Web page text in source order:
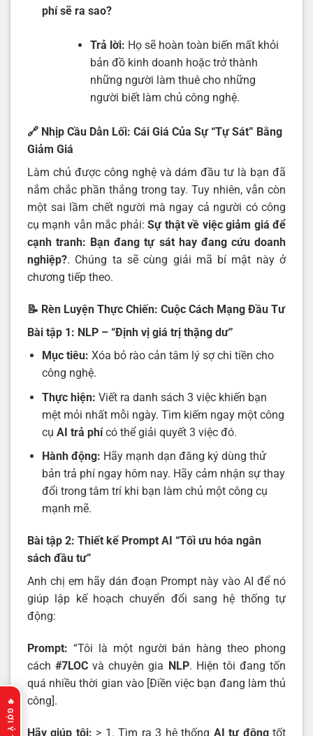
phí sẽ ra sao?
Trả lời: Họ sẽ hoàn toàn biến mất khỏi
bản đồ kinh doanh hoặc trở thành
những người làm thuê cho những
người biết làm chủ công nghệ.
🔗 Nhịp Cầu Dẫn Lối: Cái Giá Của Sự “Tự Sát” Bằng
Giảm Giá
Làm chủ được công nghệ và dám đầu tư là bạn đã
nắm chắc phần thắng trong tay. Tuy nhiên, vẫn còn
một sai lầm chết người mà ngay cả người có công
cụ mạnh vẫn mắc phải:Sự thật về việc giảm giá để
cạnh tranh: Bạn đang tự sát hay đang cứu doanh
nghiệp?. Chúng ta sẽ cùng giải mã bí mật này ở
chương tiếp theo.
📝 Rèn Luyện Thực Chiến: Cuộc Cách Mạng Đầu Tư
Bài tập 1: NLP – “Định vị giá trị thặng dư”
Mục tiêu: Xóa bỏ rào cản tâm lý sợ chi tiền cho
công nghệ.
Thực hiện: Viết ra danh sách 3 việc khiến bạn
mệt mỏi nhất mỗi ngày. Tìm kiếm ngay một công
cụ AI trả phícó thể giải quyết 3 việc đó.
Hành động: Hãy mạnh dạn đăng ký dùng thử
bản trả phí ngay hôm nay. Hãy cảm nhận sự thay
đổi trong tâm trí khi bạn làm chủ một công cụ
mạnh mẽ.
Bài tập 2: Thiết kế Prompt AI “Tối ưu hóa ngân
sách đầu tư”
Anh chị em hãy dán đoạn Prompt này vào AI để nó
giúp lập kế hoạch chuyển đổi sang hệ thống tự
động:
Prompt: “Tôi là một người bán hàng theo phong
cách#7LOC và chuyên gia NLP. Hiện tôi đang tốn
quá nhiều thời gian vào [Điền việc bạn đang làm thủ
công].
Hãy giúp tôi: > 1. Tìm ra 3 hệ thống AI tự độngtốt